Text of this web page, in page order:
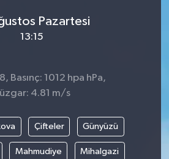
Pazartesi
13:15
Basınç: 1012 hpa hPa,
4.81 m/s
Çifteler Günyüzü
Mahmudiye Mihalgazi